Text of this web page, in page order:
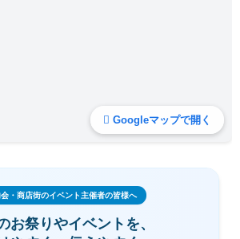
Googleマップで開く
・商店街のイベント主催者の皆様へ
お祭りやイベントを、